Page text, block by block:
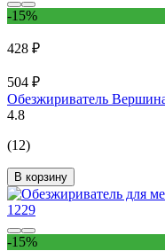
-15%
428 ₽
504 ₽
Обезжириватель
4.8
(12)
В корзину
-15%